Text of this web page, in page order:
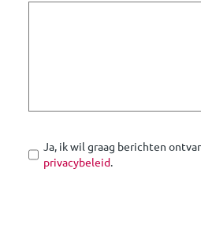
Ja, ik wil graag berichten
privacybeleid.